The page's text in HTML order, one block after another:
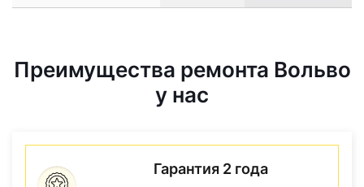
Преимущества ремонта Вольво
у нас
Гарантия 2 года